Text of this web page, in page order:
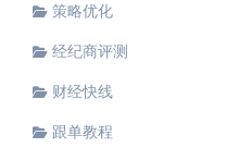
策略优化
经纪商评测
财经快线
跟单教程